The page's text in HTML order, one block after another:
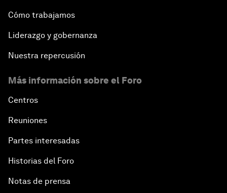
Cómo trabajamos
Liderazgo y gobernanza
Nuestra repercusión
Más información sobre el Foro
Centros
Reuniones
Partes interesadas
Historias del Foro
Notas de prensa